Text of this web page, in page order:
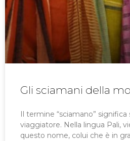
Gli sciamani della
Il termine “sciamano”
viaggiatore. Nella lingua Pali,
questo nome, colui che è in